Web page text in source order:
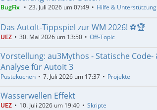
BugFix 23. Juli 2026 um 07:49 Hilfe & Unterstützung
Das AutoIt-Tippspiel zur WM 2026! ⚽🏆
UEZ 30. Mai 2026 um 13:50 Off-Topic
Vorstellung: au3Mythos - Statische Code-
Analyse für AutoIt 3
Pustekuchen 7. Juli 2026 um 17:37 Projekte
Wasserwellen Effekt
UEZ 10. Juli 2026 um 19:40 Skripte